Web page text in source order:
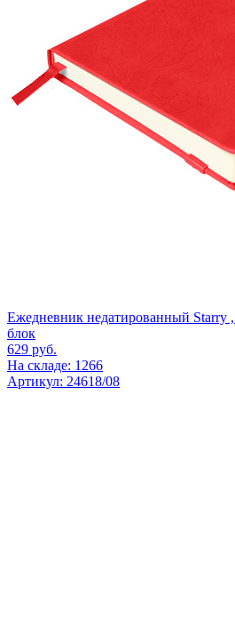
Ежедневник недатированный
блок
629 руб.
На складе: 1266
Артикул: 24618/08